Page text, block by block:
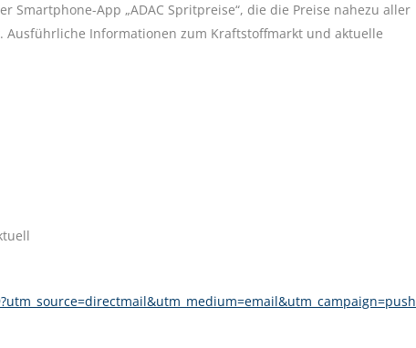
App „ADAC Spritpreise“, die die Preise nahezu aller
Ausführliche Informationen zum Kraftstoffmarkt und aktuelle